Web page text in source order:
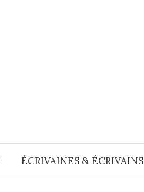
ÉCRIVAINES & ÉCRIVAINS